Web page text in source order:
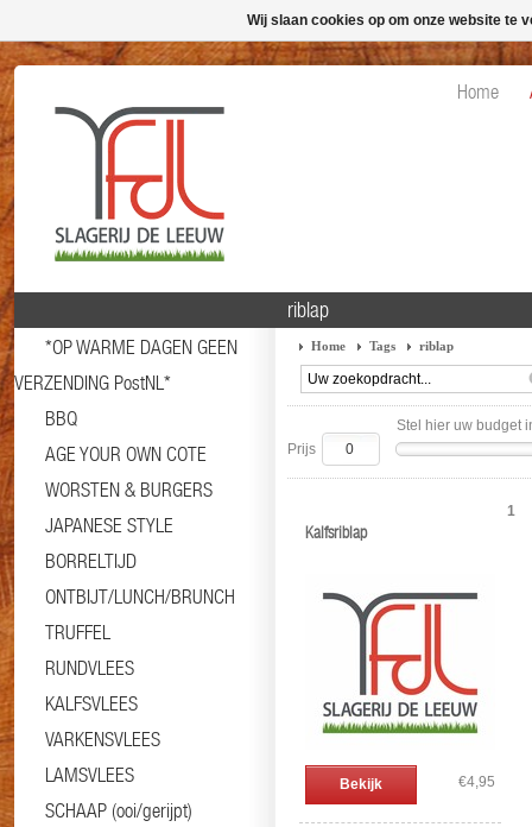
Home
*OP WARME DAGEN GEEN
VERZENDING PostNL*
BBQ
AGE YOUR OWN COTE
WORSTEN & BURGERS
JAPANESE STYLE
BORRELTIJD
ONTBIJT/LUNCH/BRUNCH
TRUFFEL
RUNDVLEES
KALFSVLEES
VARKENSVLEES
LAMSVLEES
SCHAAP (ooi/gerijpt)
riblap
Home Tags riblap
Stel hier uw budget
Prijs
Kalfsriblap
Bekijk €4,95
1
Wij slaan cookies op om onze website te